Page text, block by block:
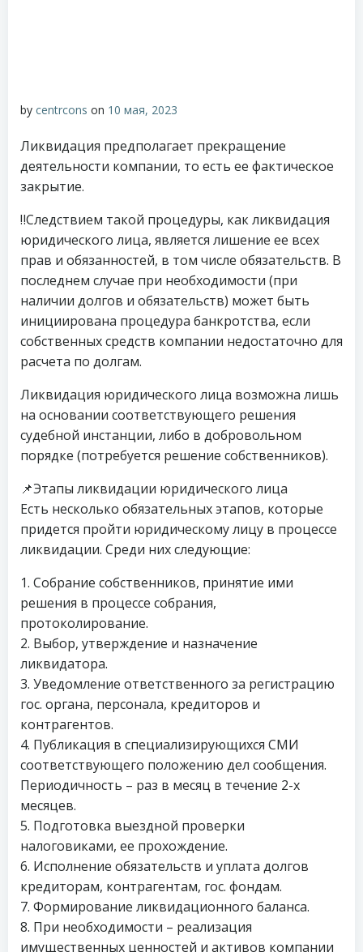
by centrcons on 10 мая, 2023
Ликвидация предполагает прекращение
деятельности компании, то есть ее фактическое
закрытие.
‼️Следствием такой процедуры, как ликвидация
юридического лица, является лишение ее всех
прав и обязанностей, в том числе обязательств. В
последнем случае при необходимости (при
наличии долгов и обязательств) может быть
инициирована процедура банкротства, если
собственных средств компании недостаточно для
расчета по долгам.
Ликвидация юридического лица возможна лишь
на основании соответствующего решения
судебной инстанции, либо в добровольном
порядке (потребуется решение собственников).
📌Этапы ликвидации юридического лица
Есть несколько обязательных этапов, которые
придется пройти юридическому лицу в процессе
ликвидации. Среди них следующие:
1. Собрание собственников, принятие ими
решения в процессе собрания,
протоколирование.
2. Выбор, утверждение и назначение
ликвидатора.
3. Уведомление ответственного за регистрацию
гос. органа, персонала, кредиторов и
контрагентов.
4. Публикация в специализирующихся СМИ
соответствующего положению дел сообщения.
Периодичность – раз в месяц в течение 2-х
месяцев.
5. Подготовка выездной проверки
налоговиками, ее прохождение.
6. Исполнение обязательств и уплата долгов
кредиторам, контрагентам, гос. фондам.
7. Формирование ликвидационного баланса.
8. При необходимости – реализация
имущественных ценностей и активов компании